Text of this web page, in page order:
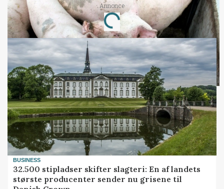
Annonce
Loading...
BUSINESS
32.500 stipladser skifter slagteri: En af landets
største producenter sender nu grisene til